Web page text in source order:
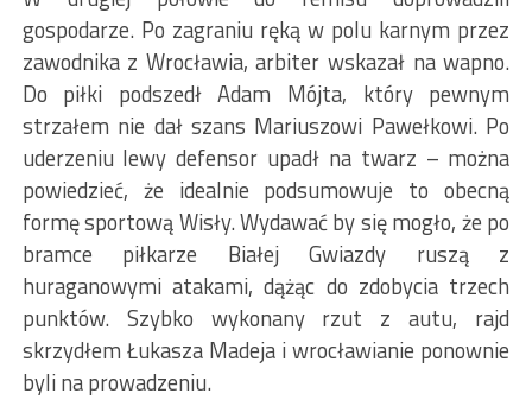
gospodarze. Po zagraniu ręką w polu karnym przez
zawodnika z Wrocławia, arbiter wskazał na wapno.
Do piłki podszedł Adam Mójta, który pewnym
strzałem nie dał szans Mariuszowi Pawełkowi. Po
uderzeniu lewy defensor upadł na twarz – można
powiedzieć, że idealnie podsumowuje to obecną
formę sportową Wisły. Wydawać by się mogło, że po
bramce piłkarze Białej Gwiazdy ruszą z
huraganowymi atakami, dążąc do zdobycia trzech
punktów. Szybko wykonany rzut z autu, rajd
skrzydłem Łukasza Madeja i wrocławianie ponownie
byli na prowadzeniu.